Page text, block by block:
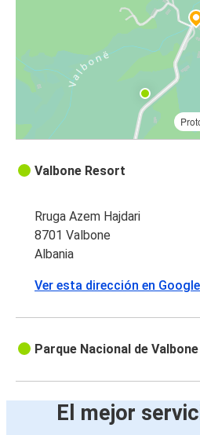
Valbone Resort
Rruga Azem Hajdari
8701 Valbone
Albania
Ver esta dirección en
Parque Nacional de Valbone
El mejor